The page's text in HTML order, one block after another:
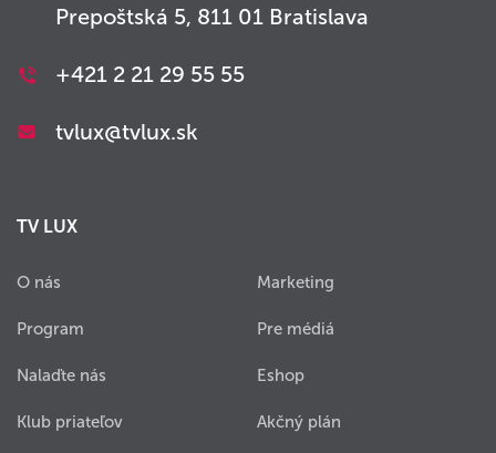
Prepoštská 5, 811 01 Bratislava
+421 2 21 29 55 55
tvlux@tvlux.sk
TV LUX
O nás
Program
Nalaďte nás
Klub priateľov
Marketing
Pre médiá
Eshop
Akčný plán